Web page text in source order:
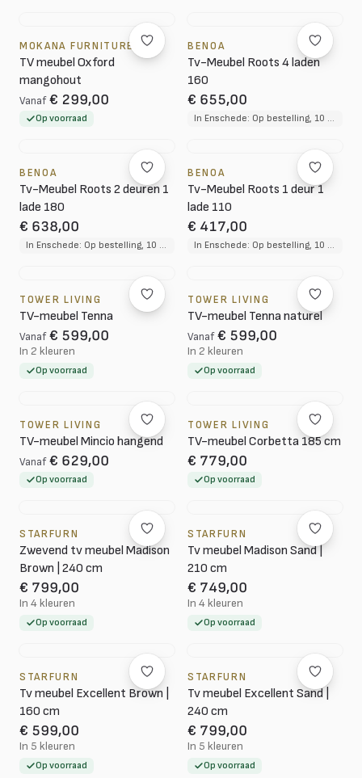
MOKANA FURNITURE
TV meubel Oxford
mangohout
Vanaf € 299,00
Op voorraad
BENOA
Tv-Meubel Roots 4 laden
160
€ 655,00
In Enschede: Op bestelling, 10 tot 12 weken levertijd
BENOA
Tv-Meubel Roots 2 deuren 1
lade 180
€ 638,00
In Enschede: Op bestelling, 10 tot 12 weken levertijd
BENOA
Tv-Meubel Roots 1 deur 1
lade 110
€ 417,00
In Enschede: Op bestelling, 10 tot 12 weken levertijd
TOWER LIVING
TV-meubel Tenna
Vanaf € 599,00
In 2 kleuren
Op voorraad
TOWER LIVING
TV-meubel Tenna naturel
Vanaf € 599,00
In 2 kleuren
Op voorraad
TOWER LIVING
TV-meubel Mincio hangend
Vanaf € 629,00
Op voorraad
TOWER LIVING
TV-meubel Corbetta 185 cm
€ 779,00
Op voorraad
STARFURN
Zwevend tv meubel Madison
Brown | 240 cm
€ 799,00
In 4 kleuren
Op voorraad
STARFURN
Tv meubel Madison Sand |
210 cm
€ 749,00
In 4 kleuren
Op voorraad
STARFURN
Tv meubel Excellent Brown |
160 cm
€ 599,00
In 5 kleuren
Op voorraad
STARFURN
Tv meubel Excellent Sand |
240 cm
€ 799,00
In 5 kleuren
Op voorraad